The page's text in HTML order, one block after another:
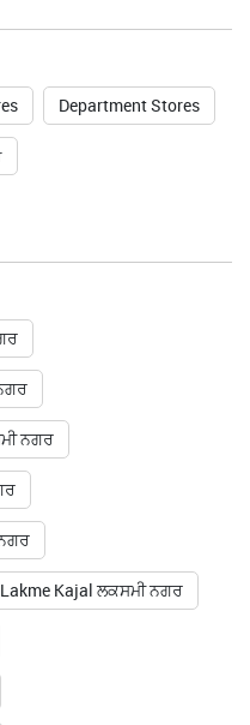
Department Stores
ਨਗਰ
Lakme Kajal ਲਕਸਮੀ ਨਗਰ